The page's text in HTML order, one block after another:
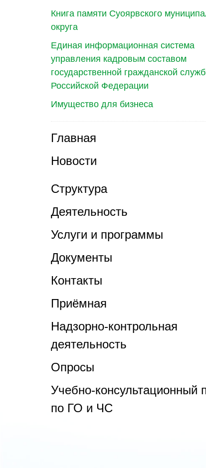
Книга памяти Суоярвского
округа
Единая информационная система
управления кадровым составом
государственной гражданской
Российской Федерации
Имущество для бизнеса
Главная
Новости
Структура
Деятельность
Услуги и программы
Документы
Контакты
Приёмная
Надзорно-контрольная
деятельность
Опросы
Учебно-консультационный
по ГО и ЧС